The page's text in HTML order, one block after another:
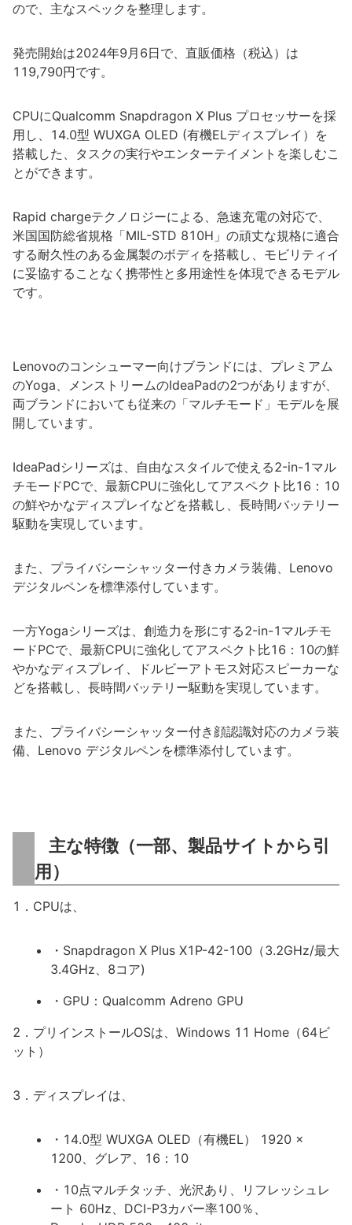
ので、主なスペックを整理します。
発売開始は2024年9月6日で、直販価格（税込）は
119,790円です。
CPUにQualcomm Snapdragon X Plus プロセッサーを採
用し、14.0型 WUXGA OLED (有機ELディスプレイ）を
搭載した、タスクの実行やエンターテイメントを楽しむこ
とができます。
Rapid chargeテクノロジーによる、急速充電の対応で、
米国国防総省規格「MIL-STD 810H」の頑丈な規格に適合
する耐久性のある金属製のボディを搭載し、モビリティイ
に妥協することなく携帯性と多用途性を体現できるモデル
です。
Lenovoのコンシューマー向けブランドには、プレミアム
のYoga、メンストリームのIdeaPadの2つがありますが、
両ブランドにおいても従来の「マルチモード」モデルを展
開しています。
IdeaPadシリーズは、自由なスタイルで使える2-in-1マル
チモードPCで、最新CPUに強化してアスペクト比16：10
の鮮やかなディスプレイなどを搭載し、長時間バッテリー
駆動を実現しています。
また、プライバシーシャッター付きカメラ装備、Lenovo
デジタルペンを標準添付しています。
一方Yogaシリーズは、創造力を形にする2-in-1マルチモ
ードPCで、最新CPUに強化してアスペクト比16：10の鮮
やかなディスプレイ、ドルビーアトモス対応スピーカーな
どを搭載し、長時間バッテリー駆動を実現しています。
また、プライバシーシャッター付き顔認識対応のカメラ装
備、Lenovo デジタルペンを標準添付しています。
主な特徴（一部、製品サイトから引
用）
1．CPUは、
・Snapdragon X Plus X1P-42-100（3.2GHz/最大
3.4GHz、8コア)
・GPU：Qualcomm Adreno GPU
2．プリインストールOSは、Windows 11 Home（64ビ
ット）
3．ディスプレイは、
・14.0型 WUXGA OLED（有機EL） 1920 x
1200、グレア、16：10
・10点マルチタッチ、光沢あり、リフレッシュレ
ート 60Hz、DCI-P3カバー率100％、